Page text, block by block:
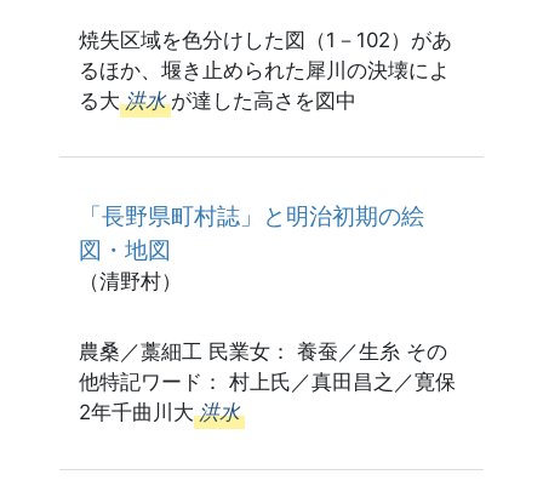
焼失区域を色分けした図（1－102）があ
るほか、堰き止められた犀川の決壊によ
る大 洪水 が達した高さを図中
「長野県町村誌」と明治初期の絵
図・地図
（清野村）
農桑／藁細工 民業女： 養蚕／生糸 その
他特記ワード： 村上氏／真田昌之／寛保
2年千曲川大 洪水